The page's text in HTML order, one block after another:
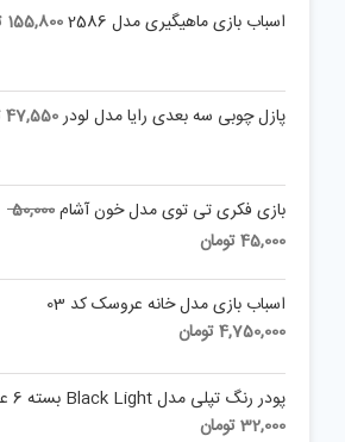
اسباب بازی ماهیگیری مدل 2586 155,800
پازل چوبی سه بعدی رایا مدل لودر47,550
بازی فکری تی توی مدل خون آشام50,000
45,000تومان
is:
45,000 تومان.
اسباب بازی مدل خانه عروسک کد 03
4,750,000تومان
پودر رنگ تپلی مدل Black Light بسته 6 عددی
32,000تومان